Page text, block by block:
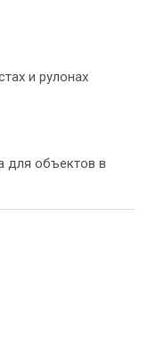
и рулонах
для объектов в